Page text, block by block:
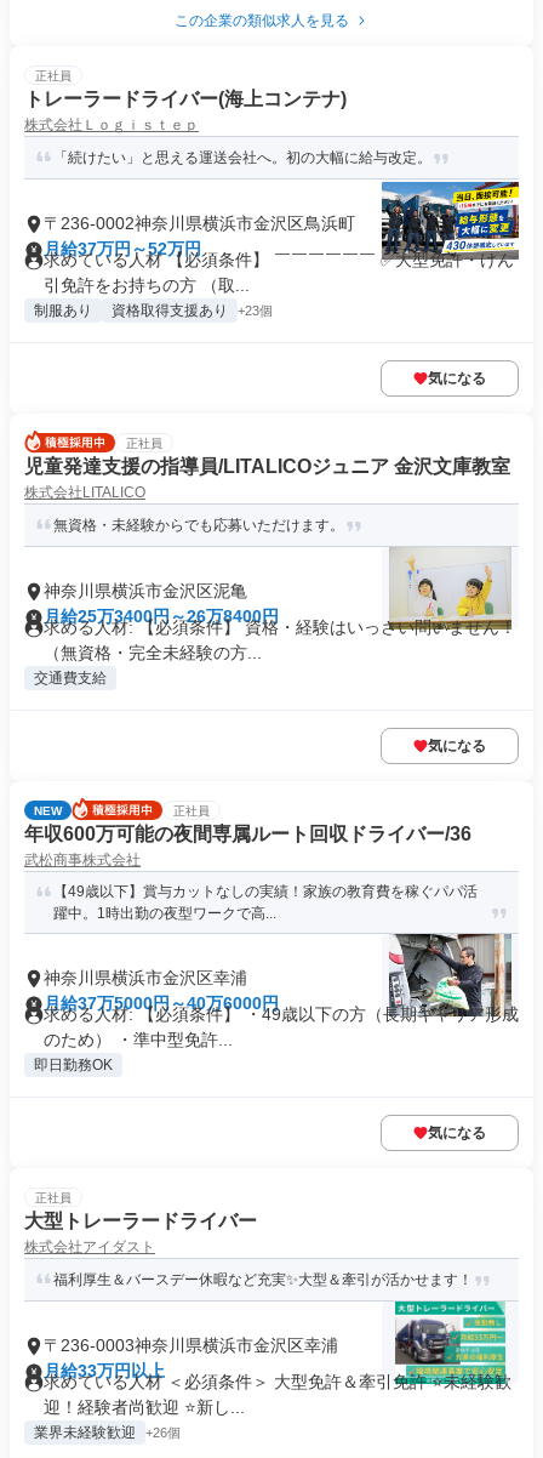
この企業の類似求人を見る
正社員
トレーラードライバー(海上コンテナ)
株式会社Ｌｏｇｉｓｔｅｐ
「続けたい」と思える運送会社へ。初の大幅に給与改定。
〒236-0002神奈川県横浜市金沢区鳥浜町
月給37万円～52万円
求めている人材 【必須条件】 ￣￣￣￣￣￣ ✅大型免許・けん
引免許をお持ちの方 （取...
制服あり 資格取得支援あり +23個
気になる
正社員
児童発達支援の指導員/LITALICOジュニア 金沢文庫教室
株式会社LITALICO
無資格・未経験からでも応募いただけます。
神奈川県横浜市金沢区泥亀
月給25万3400円～26万8400円
求める人材: 【必須条件】 資格・経験はいっさい問いません！
（無資格・完全未経験の方...
交通費支給
気になる
NEW 正社員
年収600万可能の夜間専属ルート回収ドライバー/36
武松商事株式会社
【49歳以下】賞与カットなしの実績！家族の教育費を稼ぐパパ活
躍中。1時出勤の夜型ワークで高...
神奈川県横浜市金沢区幸浦
月給37万5000円～40万6000円
求める人材: 【必須条件】 ・49歳以下の方（長期キャリア形成
のため） ・準中型免許...
即日勤務OK
気になる
正社員
大型トレーラードライバー
株式会社アイダスト
福利厚生＆バースデー休暇など充実✨大型＆牽引が活かせます！
〒236-0003神奈川県横浜市金沢区幸浦
月給33万円以上
求めている人材 ＜必須条件＞ 大型免許＆牽引免許 ⭐未経験歓
迎！経験者尚歓迎 ⭐新し...
業界未経験歓迎 +26個